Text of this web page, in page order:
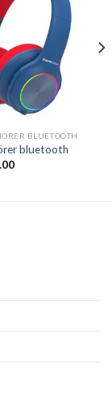
BLUETOOTH
bluetooth